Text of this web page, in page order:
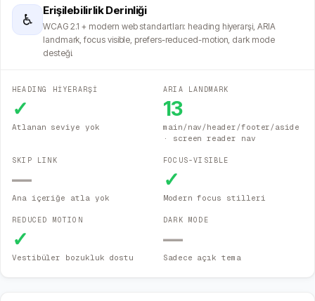
♿
Erişilebilirlik Derinliği
WCAG 2.1 + modern web standartları: heading hiyerarşi, ARIA
landmark, focus visible, prefers-reduced-motion, dark mode
desteği.
HEADING HİYERARŞİ
✓
Atlanan seviye yok
ARIA LANDMARK
13
main/nav/header/footer/aside
· screen reader nav
SKIP LINK
—
Ana içeriğe atla yok
FOCUS-VISIBLE
✓
Modern focus stilleri
REDUCED MOTION
✓
Vestibüler bozukluk dostu
DARK MODE
—
Sadece açık tema